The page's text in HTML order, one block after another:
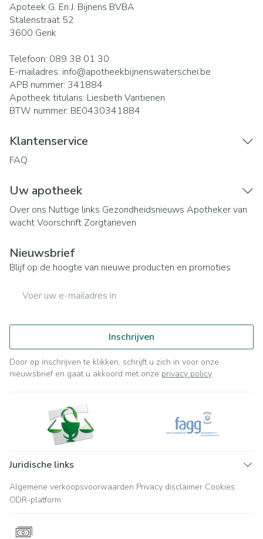
Apoteek G. En J. Bijnens BVBA
Stalenstraat 52
3600 Genk
Telefoon: 089 38 01 30
E-mailadres: info@apotheekbijnenswaterschei.be
APB nummer: 341884
Apotheek titularis: Liesbeth Vantienen
BTW nummer: BE0430341884
Klantenservice
FAQ
Uw apotheek
Over ons Nuttige links Gezondheidsnieuws Apotheker van
wachtVoorschrift Zorgtarieven
Nieuwsbrief
Blijf op de hoogte van nieuwe producten en promoties
Inschrijven
Door op inschrijven te klikken, schrijft u zich in voor onze
nieuwsbrief en gaat u akkoord met onze privacy policy.
Juridische links
Algemene verkoopsvoorwaarden Privacy disclaimer Cookies
ODR-platform